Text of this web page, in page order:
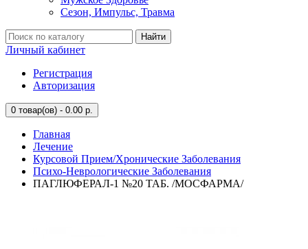
Сезон, Импульс, Травма
Найти
Личный кабинет
Регистрация
Авторизация
0 товар(ов) - 0.00 р.
Главная
Лечение
Курсовой Прием/Хронические Заболевания
Психо-Неврологические Заболевания
ПАГЛЮФЕРАЛ-1 №20 ТАБ. /МОСФАРМА/